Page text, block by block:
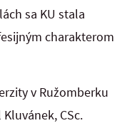
sa KU stala
charakterom
v Ružomberku
CSc.